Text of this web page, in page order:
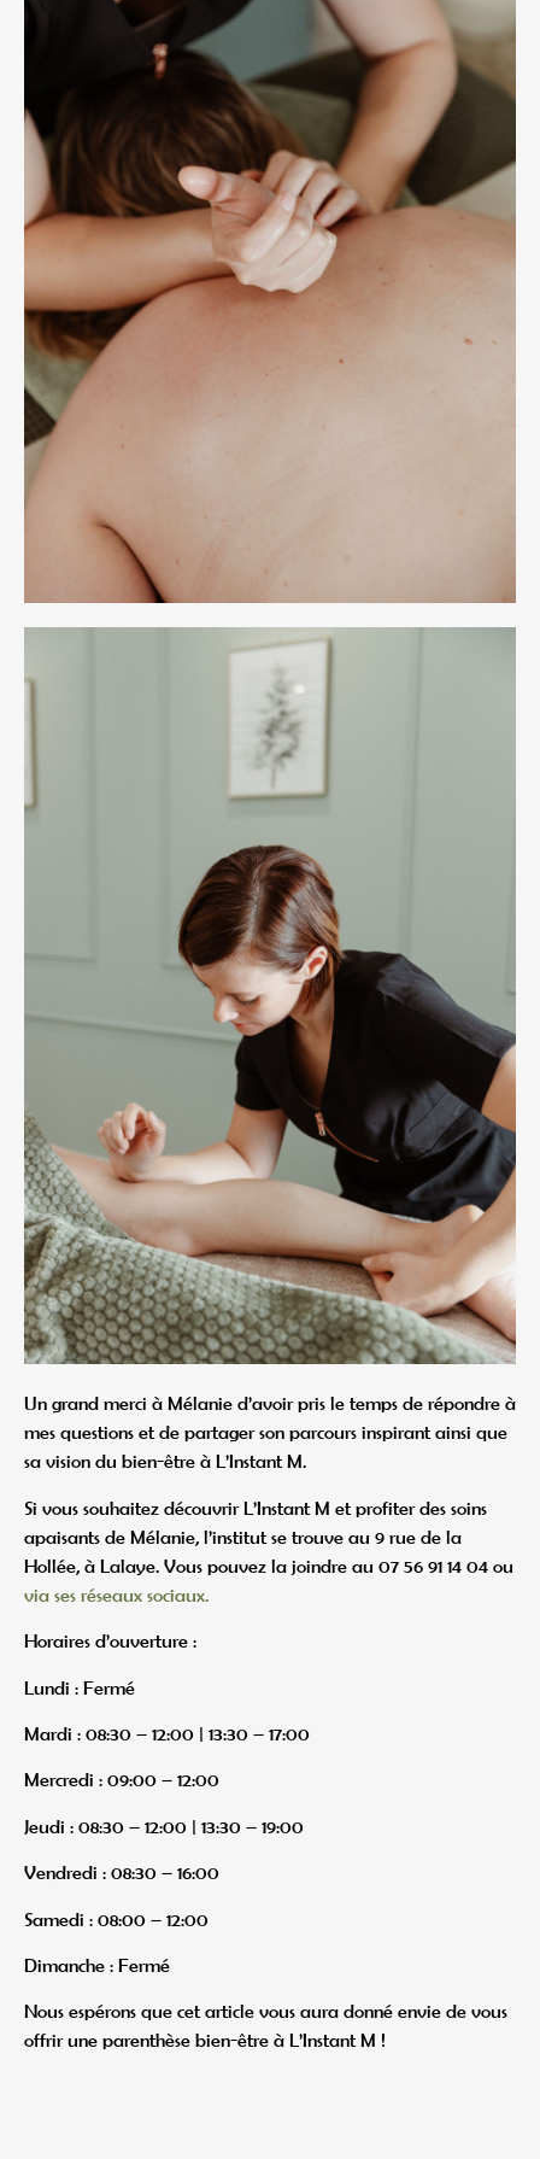
Un grand merci à Mélanie d’avoir pris le temps de répondre à
mes questions et de partager son parcours inspirant ainsi que
sa vision du bien-être à L’Instant M.
Si vous souhaitez découvrir L’Instant M et profiter des soins
apaisants de Mélanie, l’institut se trouve au 9 rue de la
Hollée, à Lalaye. Vous pouvez la joindre au 07 56 91 14 04 ou
via ses réseaux sociaux.
Horaires d’ouverture :
Lundi : Fermé
Mardi : 08:30 – 12:00 | 13:30 – 17:00
Mercredi : 09:00 – 12:00
Jeudi : 08:30 – 12:00 | 13:30 – 19:00
Vendredi : 08:30 – 16:00
Samedi : 08:00 – 12:00
Dimanche : Fermé
Nous espérons que cet article vous aura donné envie de vous
offrir une parenthèse bien-être à L’Instant M !